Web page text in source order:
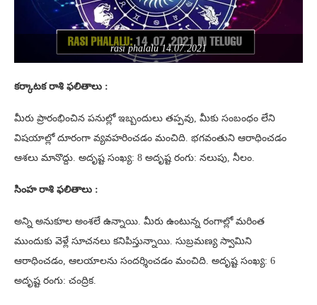
rasi phalalu 14.07.2021
కర్కాటక రాశి ఫలితాలు :
మీరు ప్రారంభించిన పనుల్లో ఇబ్బందులు తప్పవు, మీకు సంబంధం లేని
విషయాల్లో దూరంగా వ్యవహరించడం మంచిది. భగవంతుని ఆరాధించడం
ఆశలు మానొద్దు. అదృష్ట సంఖ్య: 8 అదృష్ట రంగు: నలుపు, నీలం.
సింహ రాశి ఫలితాలు :
అన్ని అనుకూల అంశలే ఉన్నాయి. మీరు ఉంటున్న రంగాల్లో మరింత
ముందుకు వెళ్లే సూచనలు కనిపిస్తున్నాయి. సుబ్రమణ్య స్వామిని
ఆరాధించడం, ఆలయాలను సందర్శించడం మంచిది. అదృష్ట సంఖ్య: 6
అదృష్ట రంగు: చంద్రిక.